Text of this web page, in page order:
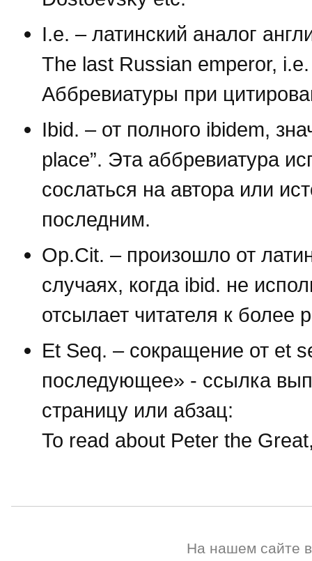
I.e. – латинский аналог
The last Russian emperor,
Аббревиатуры при
Ibid. – от полного ibidem,
place”. Эта аббревиатура
сослаться на автора или
последним.
Op.Cit. – произошло от
случаях, когда ibid. не
отсылает читателя к более
Et Seq. – сокращение от et
последующее» - ссылка
страницу или абзац:
To read about Peter the
На нашем сайте